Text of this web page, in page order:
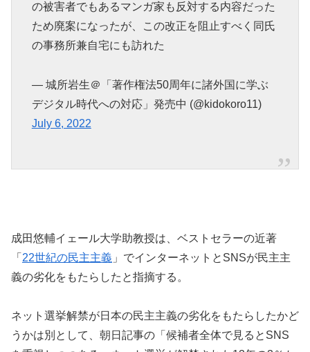
の被害者でもあるマンガ家も反対する内容だった
ため廃案になったが、この改正を阻止すべく同氏
の事務所兼自宅にも訪れた
— 城所岩生＠「著作権法50周年に諸外国に学ぶ
デジタル時代への対応」発売中 (@kidokoro11)
July 6, 2022
成田悠輔イェール大学助教授は、ベストセラーの近著
「 22世紀の民主主義 」でインターネットとSNSが民主主
義の劣化をもたらしたと指摘する。
ネット選挙解禁が日本の民主主義の劣化をもたらしたかど
うかは別として、朝日記事の「候補者全体で見るとSNS